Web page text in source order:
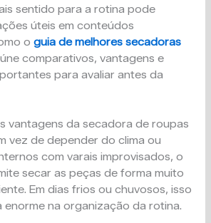
sentido para a rotina pode
úteis em conteúdos
oguia de melhores secadoras
comparativos, vantagens e
para avaliar antes da
vantagens da secadora de roupas
vez de depender do clima ou
com varais improvisados, o
secar as peças de forma muito
Em dias frios ou chuvosos, isso
enorme na organização da rotina.